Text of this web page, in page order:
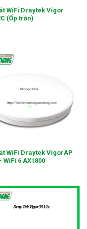
WiFi Draytek Vigor
(Ốp trần)
WiFi Draytek VigorAP
WiFi 6 AX1800